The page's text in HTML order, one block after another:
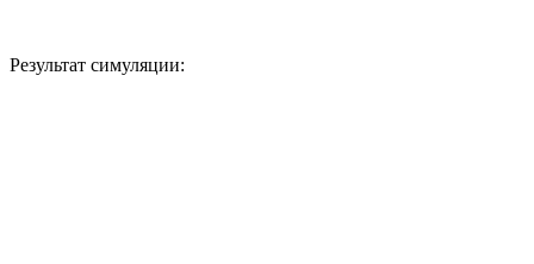
Результат симуляции: